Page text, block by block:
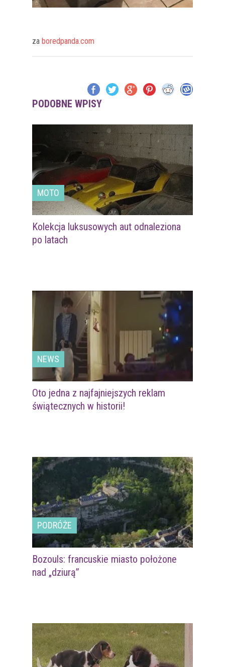
za boredpanda.com
PODOBNE WPISY
MOTO
Kolekcja luksusowych aut odnaleziona
po latach
NEWS
Oto jedna z najfajniejszych reklam
świątecznych w historii!
PODRÓŻE
Bozouls: francuskie miasto położone
nad „dziurą”